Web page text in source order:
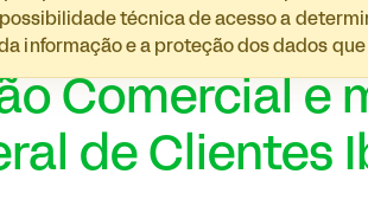
técnica de acesso a
informação e a proteção dos dados
Comercial e
de Clientes